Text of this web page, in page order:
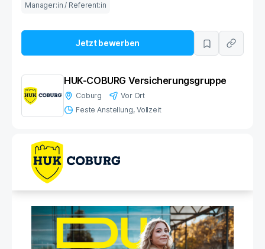
Manager:in / Referent:in
Jetzt bewerben
HUK-COBURG Versicherungsgruppe
Coburg
Vor Ort
Feste Anstellung Vollzeit